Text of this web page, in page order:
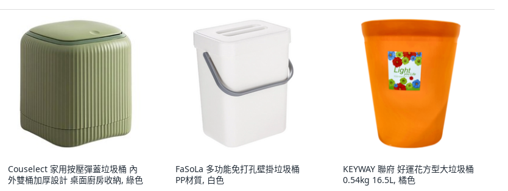
Couselect 家用按壓彈蓋垃圾桶 內
外雙桶加厚設計 桌面廚房收納, 綠色
FaSoLa 多功能免打孔壁掛垃圾桶
PP材質, 白色
KEYWAY 聯府 好運花方型大垃圾桶
0.54kg 16.5L, 橘色